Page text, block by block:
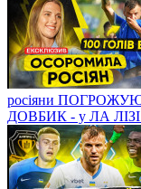
росіяни
ДОВБИК - у ЛА